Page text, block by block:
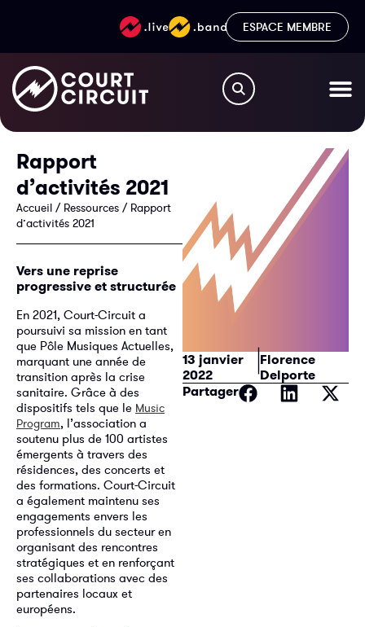
ESPACE MEMBRE
Rapport
d’activités 2021
Accueil / Ressources / Rapport
d’activités 2021
Vers une reprise
progressive et structurée
En 2021, Court-Circuit a
poursuivi sa mission en tant
que Pôle Musiques Actuelles,
marquant une année de
transition après la crise
sanitaire. Grâce à des
dispositifs tels que le Music
Program, l’association a
soutenu plus de 100 artistes
émergents à travers des
résidences, des concerts et
des formations. Court-Circuit
a également maintenu ses
engagements envers les
professionnels du secteur en
organisant des rencontres
stratégiques et en renforçant
ses collaborations avec des
partenaires locaux et
européens.
13 janvier
2022
|Florence
Delporte
Partager